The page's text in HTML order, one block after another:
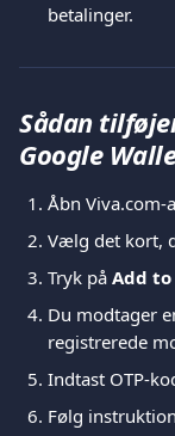
betalinger.
Sådan
Google
Åbn Viva.com-
Vælg det kort,
Tryk på Add to
Du modtager
registrerede
Indtast OTP-
Følg